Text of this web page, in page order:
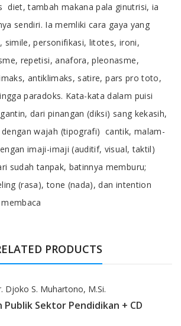
diet, tambah makana pala ginutrisi, ia
sendiri. Ia memliki cara gaya yang
simile, personifikasi, litotes, ironi,
repetisi, anafora, pleonasme,
antiklimaks, satire, pars pro toto,
paradoks. Kata-kata dalam puisi
dari pinangan (diksi) sang kekasih,
wajah (tipografi) cantik, malam-
imaji-imaji (auditif, visual, taktil)
sudah tanpak, batinnya memburu;
(rasa), tone (nada), dan intention
PRODUCTS
Djoko S. Muhartono, M.Si.
Publik Sektor Pendidikan + CD